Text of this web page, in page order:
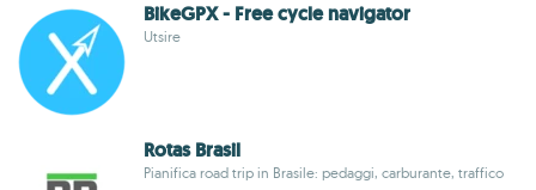
BikeGPX - Free cycle navigator
Utsire
Rotas Brasil
Pianifica road trip in Brasile: pedaggi, carburante, traffico